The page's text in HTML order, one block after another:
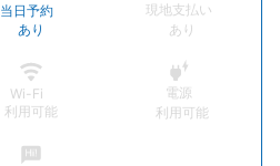
当日予約
あり
現地支払い
あり
Wi-Fi
利用可能
電源
利用可能